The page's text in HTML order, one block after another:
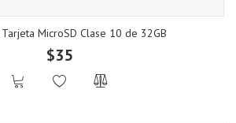
MicroSD Clase 10 de 32GB
$35